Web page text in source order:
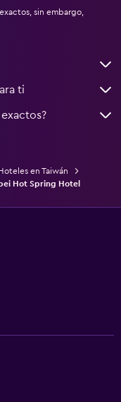
sin embargo,
ti
en Taiwán
Hot Spring Hotel